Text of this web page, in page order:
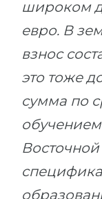
широком
евро. В
взнос
это тоже
сумма по